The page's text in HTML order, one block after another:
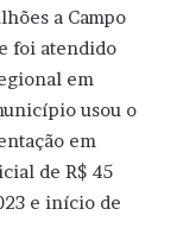
a Campo
foi atendido
em
usou o
em
de R$ 45
e início de